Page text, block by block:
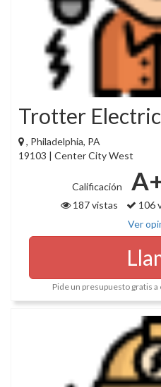
Trotter
, Philadelphia, PA
19103 | Center City West
Calificación
187 vistas
106
Ver
Pide un presupuesto gratis